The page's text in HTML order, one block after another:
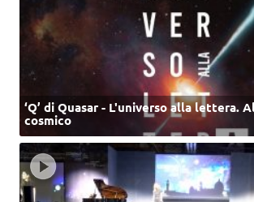
‘Q’ di Quasar - L'universo alla lettera.
cosmico